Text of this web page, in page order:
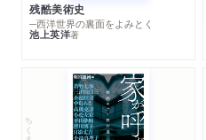
残酷美術史
─西洋世界の裏面をよみとく
池上英洋著
ちくま文庫